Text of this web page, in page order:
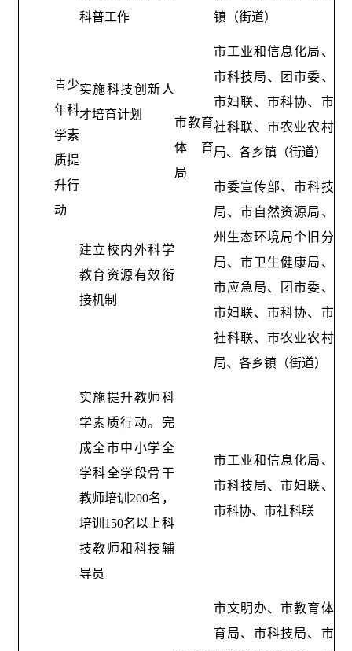
青少
年科
学素
质提
升行
动
市教育
体育
局
科普工作
镇（街道）
实施科技创新人
才培育计划
市工业和信息化局、
市科技局、团市委、
市妇联、市科协、市
社科联、市农业农村
局、各乡镇（街道）
建立校内外科学
教育资源有效衔
接机制
市委宣传部、市科技
局、市自然资源局、
州生态环境局个旧分
局、市卫生健康局、
市应急局、团市委、
市妇联、市科协、市
社科联、市农业农村
局、各乡镇（街道）
实施提升教师科
学素质行动。完
成全市中小学全
学科全学段骨干
教师培训200名，
培训150名以上科
技教师和科技辅
导员
市工业和信息化局、
市科技局、市妇联、
市科协、市社科联
市文明办、市教育体
育局、市科技局、市